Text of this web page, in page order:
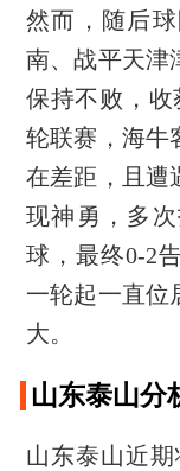
然而，随后
南、战平天津
保持不败，收
轮联赛，海牛
在差距，且遭
现神勇，多
球，最终0-2
一轮起一直位
大。
山东泰山分
山东泰山近